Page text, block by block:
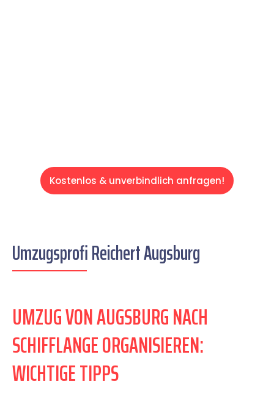
Kostenlos & unverbindlich anfragen!
Umzugsprofi Reichert Augsburg
UMZUG VON AUGSBURG NACH
SCHIFFLANGE ORGANISIEREN:
WICHTIGE TIPPS